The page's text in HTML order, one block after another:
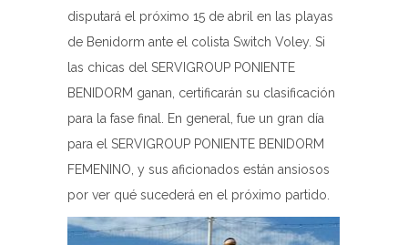
disputará el próximo 15 de abril en las playas
de Benidorm ante el colista Switch Voley. Si
las chicas del SERVIGROUP PONIENTE
BENIDORM ganan, certificarán su clasificación
para la fase final. En general, fue un gran día
para el SERVIGROUP PONIENTE BENIDORM
FEMENINO, y sus aficionados están ansiosos
por ver qué sucederá en el próximo partido.